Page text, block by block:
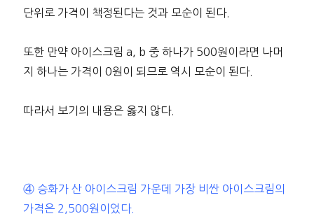
단위로 가격이 책정된다는 것과 모순이 된다.
또한 만약 아이스크림 a, b 중 하나가 500원이라면 나머
지 하나는 가격이 0원이 되므로 역시 모순이 된다.
따라서 보기의 내용은 옳지 않다.
④ 승화가 산 아이스크림 가운데 가장 비싼 아이스크림의
가격은 2,500원이었다.